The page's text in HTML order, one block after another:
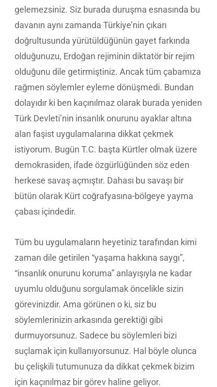
gelemezsiniz. Siz burada duruşma esnasında bu
davanın aynı zamanda Türkiye’nin çıkarı
doğrultusunda yürütüldüğünün gayet farkında
olduğunuzu, Erdoğan rejiminin diktatör bir rejim
olduğunu dile getirmiştiniz. Ancak tüm çabamıza
rağmen söylemler eyleme dönüşmedi. Bundan
dolayıdır ki ben kaçınılmaz olarak burada yeniden
Türk Devleti’nin insanlık onurunu ayaklar altına
alan faşist uygulamalarına dikkat çekmek
istiyorum. Bugün T.C. başta Kürtler olmak üzere
demokrasiden, ifade özgürlüğünden söz eden
herkese savaş açmıştır. Dahası bu savaşı bir
bütün olarak Kürt coğrafyasına-bölgeye yayma
çabası içindedir.
Tüm bu uygulamaların heyetiniz tarafından kimi
zaman dile getirilen “yaşama hakkına saygı”,
“insanlık onurunu koruma” anlayışıyla ne kadar
uyumlu olduğunu sorgulamak öncelikle sizin
görevinizdir. Ama görünen o ki, siz bu
söylemlerinizin arkasında gerektiği gibi
durmuyorsunuz. Sadece bu söylemleri bizi
suçlamak için kullanıyorsunuz. Hal böyle olunca
bu çelişkili tutumunuza da dikkat çekmek bizim
için kaçınılmaz bir görev haline geliyor.